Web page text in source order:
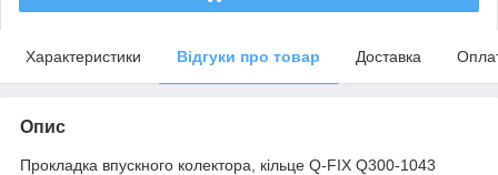
Характеристики Відгуки про товар Доставка
Опис
Прокладка впускного колектора, кільце Q-FIX Q300-1043